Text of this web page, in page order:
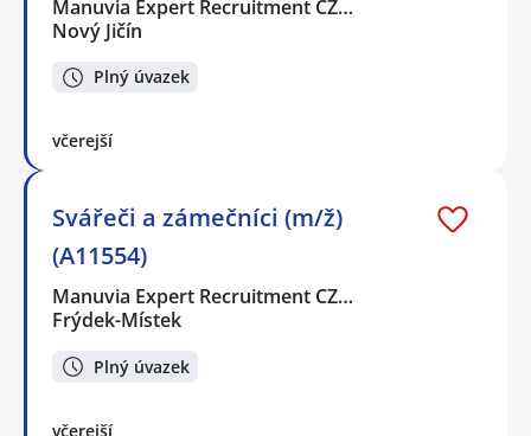
Manuvia Expert Recruitment CZ…
Nový Jičín
Plný úvazek
včerejší
Svářeči a zámečníci (m/ž)
(A11554)
Manuvia Expert Recruitment CZ…
Frýdek-Místek
Plný úvazek
včerejší